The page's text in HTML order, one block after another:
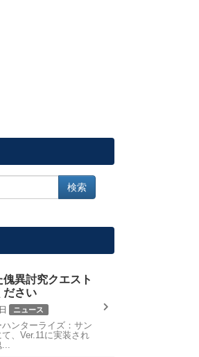
検索
異討究クエスト
ださい
ニュース
ハンターライズ：サン
、Ver.11に実装され